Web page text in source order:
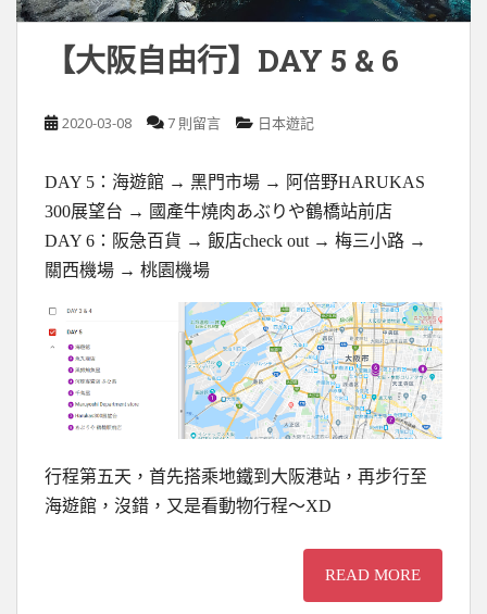
【大阪自由行】DAY 5 & 6
2020-03-08 7 則留言 日本遊記
DAY 5：海遊館 → 黑門市場 → 阿倍野HARUKAS
300展望台 → 國產牛燒肉あぶりや鶴橋站前店
DAY 6：阪急百貨 → 飯店check out → 梅三小路 →
關西機場 → 桃園機場
行程第五天，首先搭乘地鐵到大阪港站，再步行至
海遊館，沒錯，又是看動物行程～XD
READ MORE